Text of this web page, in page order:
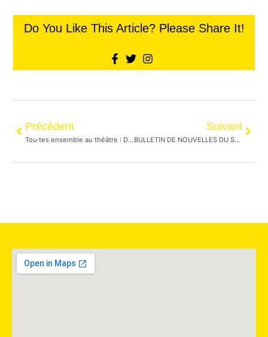
Do You Like This Article? Please Share It!
Précédent
Tou·tes ensemble au théâtre : De la plume à la scène
Suivant
BULLETIN DE NOUVELLES DU SAMEDI 2 AVRIL 2022 : Le festival du bois est de retour en présentiel